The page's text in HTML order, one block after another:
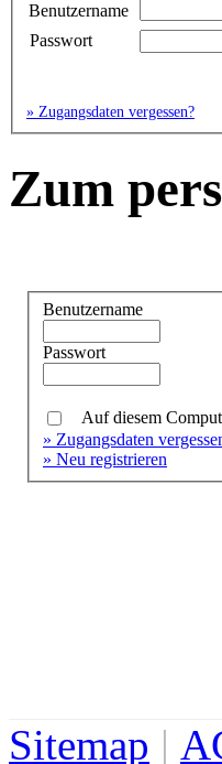
Benutzername
Passwort
» Zugangsdaten vergessen?
Zum
Benutzername
Passwort
Auf diesem
» Zugangsdaten
» Neu registrieren
Sitemap |